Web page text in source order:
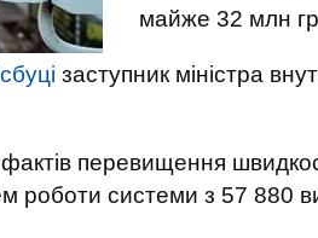
майже 32 млн
заступник міністра
фактів перевищення
​​роботи системи з 57 880